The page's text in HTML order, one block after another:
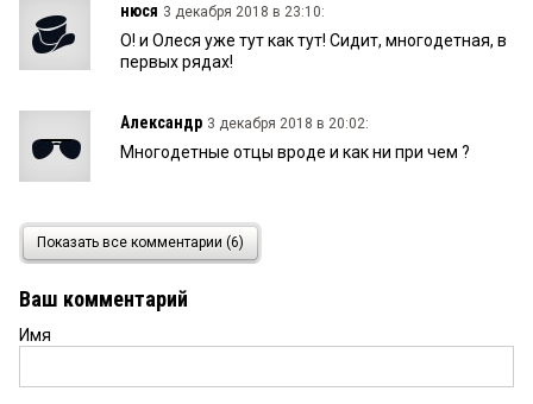
нюся 3 декабря 2018 в 23:10:
О! и Олеся уже тут как тут! Сидит, многодетная, в
первых рядах!
Александр 3 декабря 2018 в 20:02:
Многодетные отцы вроде и как ни при чем ?
3 декабря 2018 в 20:00:
А многодетные отцы вроде как и ни при чем ?
николай 3 декабря 2018 в 18:32:
Показать все комментарии (6)
Ваш комментарий
Имя